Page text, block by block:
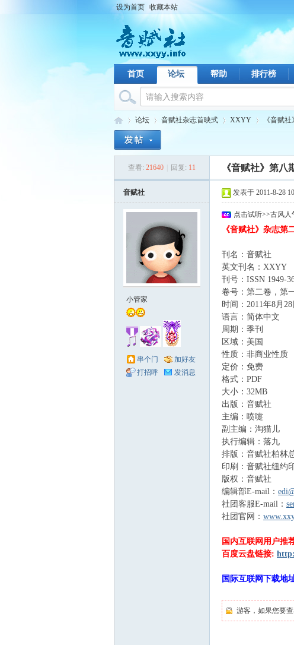
设为首页 收藏本站
首页 论坛 帮助 排行榜
论坛
›
音赋社杂志首映式 XXYY
›
《音赋
查看: 21640 回复: 11 《音赋社》第
音赋社
小管家
串个门
加好友
打招呼
发消息
发表于 2011-8-28
点击试听>>古风
《音赋社》杂志第
刊名：音赋社
英文刊名：XXYY
刊号：ISSN 1949-
卷号：第二卷，第
时间：2011年8月28
语言：简体中文
周期：季刊
区域：美国
性质：非商业性质
定价：免费
格式：PDF
大小：32MB
出版：音赋社
主编：喷嚏
副主编：淘猫儿
执行编辑：落九
排版：音赋社柏林
印刷：音赋社纽约
版权：音赋社
编辑部E-mail：
社团客服E-mail：
社团官网：
国内互联网用户推
百度云盘链接:
国际互联网下载地
游客，如果您要